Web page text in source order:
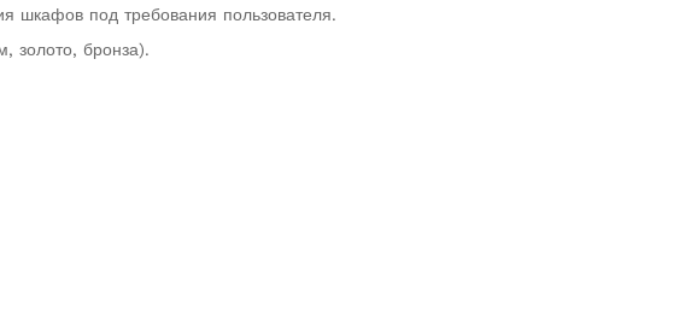
шкафов под требования пользователя.
золото, бронза).